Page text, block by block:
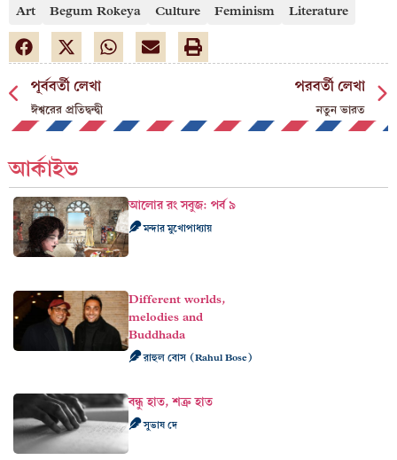
Art Begum Rokeya Culture Feminism Literature
পূর্ববর্তী লেখা
ঈশ্বরের প্রতিদ্বন্দ্বী
পরবর্তী লেখা
নতুন ভারত
আর্কাইভ
আলোর রং সবুজ: পর্ব ৯
মন্দার মুখোপাধ্যায়
Different worlds,
melodies and
Buddhada
রাহুল বোস (Rahul Bose)
বন্ধু হাত, শত্রু হাত
সুভাষ দে